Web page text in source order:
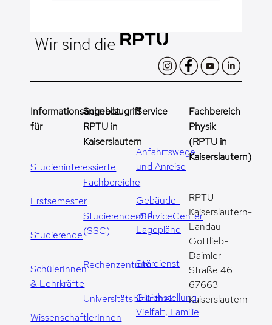
Wir sind die
Informationsangebot
für
Studieninteressierte
Erstsemester
Studierende
SchülerInnen
& Lehrkräfte
WissenschaftlerInnen
Schnellzugriff
RPTU in
Kaiserslautern
Fachbereiche
StudierendenServiceCenter
(SSC)
Rechenzentrum
Universitätsbibliothek
Service
Anfahrtswege
und Anreise
Gebäude-
und
Lagepläne
Stördienst
Gleichstellung,
Vielfalt, Familie
Fachbereich
Physik
(RPTU in
Kaiserslautern)
RPTU
Kaiserslautern-
Landau
Gottlieb-
Daimler-
Straße 46
67663
Kaiserslautern